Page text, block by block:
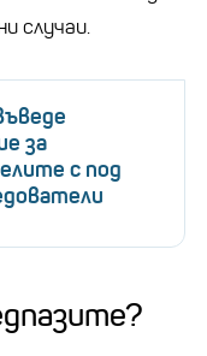
случаи.
за
с под